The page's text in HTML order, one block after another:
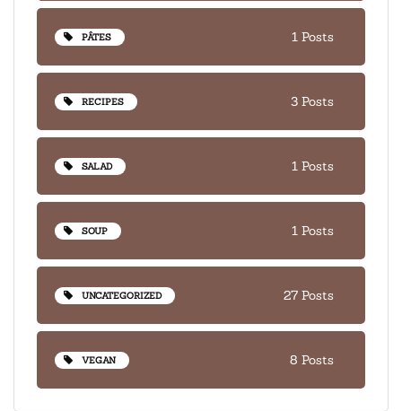
PÂTES 1 Posts
RECIPES 3 Posts
SALAD 1 Posts
SOUP 1 Posts
UNCATEGORIZED 27 Posts
VEGAN 8 Posts